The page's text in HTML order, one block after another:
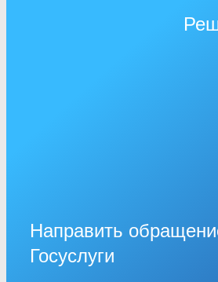
Направить
Госуслуги